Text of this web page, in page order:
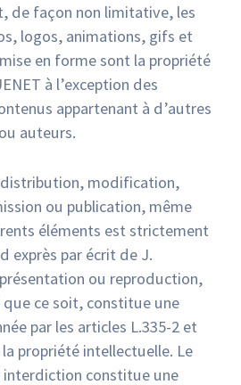
de façon non limitative, les
logos, animations, gifs et
en forme sont la propriété
à l’exception des
appartenant à d’autres
auteurs.
modification,
ou publication, même
éléments est strictement
exprès par écrit de J.
ou reproduction,
ce soit, constitue une
par les articles L.335-2 et
propriété intellectuelle. Le
constitue une